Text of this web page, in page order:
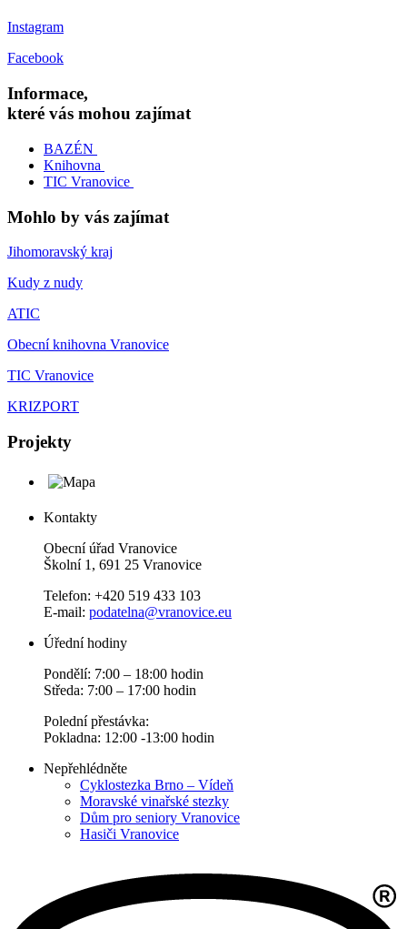
Instagram
Facebook
Informace,
které vás mohou zajímat
BAZÉN
Knihovna
TIC Vranovice
Mohlo by vás zajímat
Jihomoravský kraj
Kudy z nudy
ATIC
Obecní knihovna Vranovice
TIC Vranovice
KRIZPORT
Projekty
Kontakty
Obecní úřad Vranovice
Školní 1, 691 25 Vranovice
Telefon: +420 519 433 103
E-mail: podatelna@vranovice.eu
Úřední hodiny
Pondělí: 7:00 – 18:00 hodin
Středa: 7:00 – 17:00 hodin
Polední přestávka:
Pokladna: 12:00 -13:00 hodin
Nepřehlédněte
Cyklostezka Brno – Vídeň
Moravské vinařské stezky
Dům pro seniory Vranovice
Hasiči Vranovice